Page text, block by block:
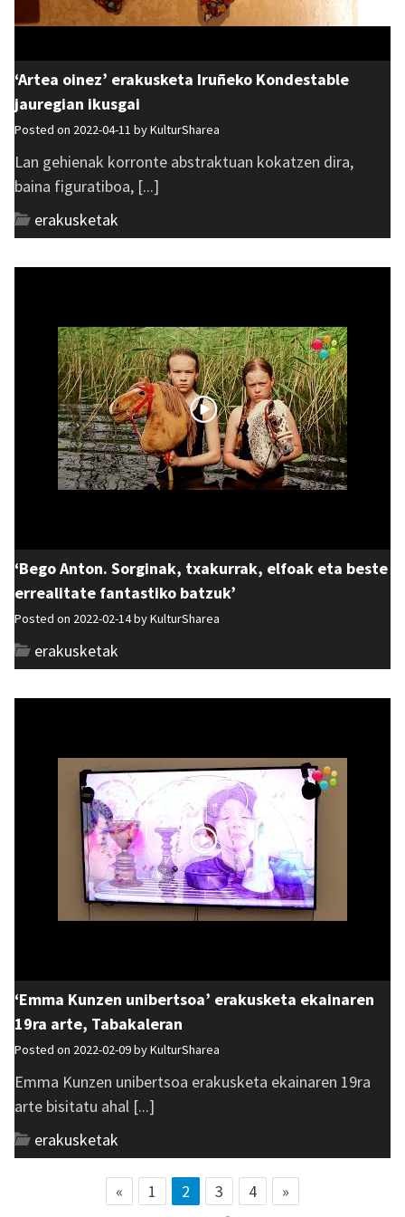
‘Artea oinez’ erakusketa Iruñeko Kondestable
jauregian ikusgai
Posted on 2022-04-11 byKulturSharea
Lan gehienak korronte abstraktuan kokatzen dira,
baina figuratiboa, [...]
erakusketak
‘Bego Anton. Sorginak, txakurrak, elfoak eta beste
errealitate fantastiko batzuk’
Posted on 2022-02-14 byKulturSharea
erakusketak
‘Emma Kunzen unibertsoa’ erakusketa ekainaren
19ra arte, Tabakaleran
Posted on 2022-02-09 byKulturSharea
Emma Kunzen unibertsoa erakusketa ekainaren 19ra
arte bisitatu ahal [...]
erakusketak
« 1 2 3 4
»